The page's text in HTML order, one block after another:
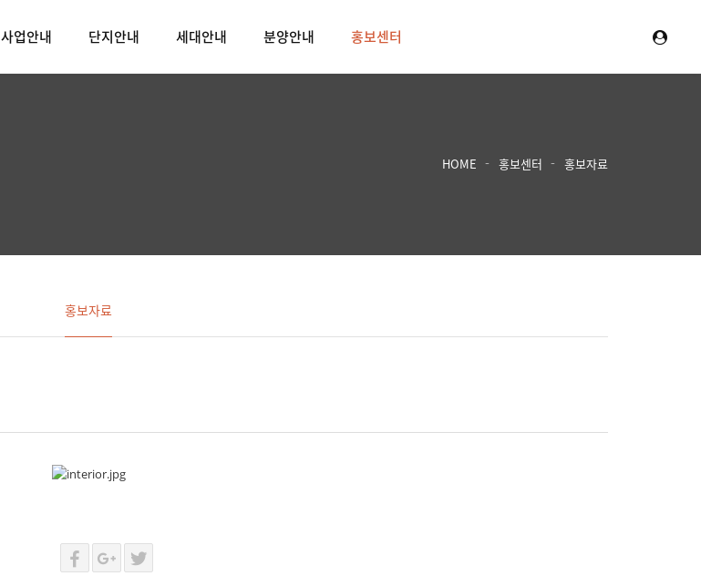
사업안내 단지안내 세대안내 분양안내 홍보센터
HOME 홍보센터 홍보자료
홍보자료